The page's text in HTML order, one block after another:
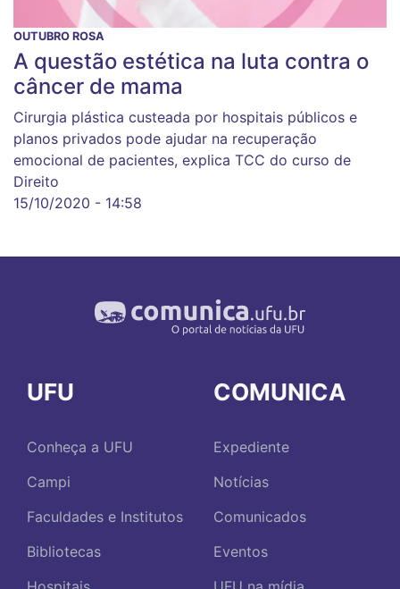
OUTUBRO ROSA
A questão estética na luta contra o
câncer de mama
Cirurgia plástica custeada por hospitais públicos e
planos privados pode ajudar na recuperação
emocional de pacientes, explica TCC do curso de
Direito
15/10/2020 - 14:58
UFU
Conheça a UFU
Campi
Faculdades e Institutos
Bibliotecas
COMUNICA
Expediente
Notícias
Comunicados
Eventos